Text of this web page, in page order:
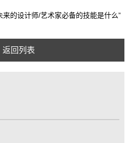
的设计师/艺术家必备的技能是什么”
返回列表